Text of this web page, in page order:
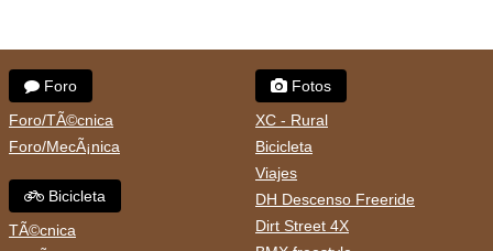
Foro
Foro/TÃ©cnica
Foro/MecÃ¡nica
Bicicleta
TÃ©cnica
Fotos
XC - Rural
Bicicleta
Viajes
DH Descenso Freeride
Dirt Street 4X